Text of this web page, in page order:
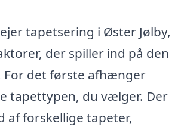
tapetsering i Øster Jølby,
der spiller ind på den
For det første afhænger
tapettypen, du vælger. Der
af forskellige tapeter,